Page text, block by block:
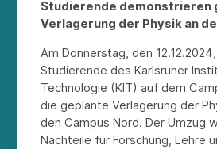
Studierende demonstrieren
Verlagerung der Physik an
Am Donnerstag, den
Studierende des Karlsruher
Technologie (KIT) auf dem
die geplante Verlagerung der
den Campus Nord. Der Umzug
Nachteile für Forschung, Lehre